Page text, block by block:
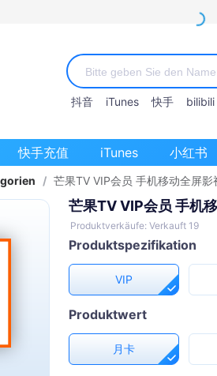
抖音 iTunes 快手 bilibili
快手充值 iTunes 小红书
/ 芒果TV VIP会员 手机移动全屏影
芒果TV VIP会员 手机
Produktverkäufe: Verkauft 19
Produktspezifikation
VIP
Produktwert
月卡